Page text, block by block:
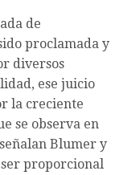
de
proclamada y
diversos
ese juicio
la creciente
se observa en
Blumer y
proporcional